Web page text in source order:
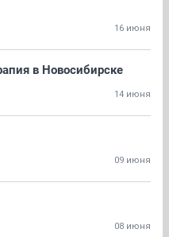
16 июня
в Новосибирске
14 июня
09 июня
08 июня